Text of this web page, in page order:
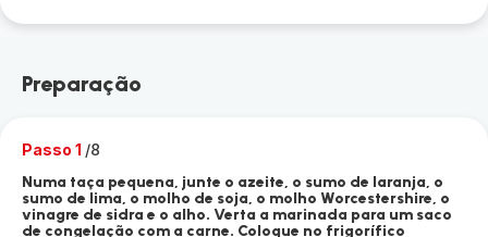
Preparação
Passo 1 /8
Numa taça pequena, junte o azeite, o sumo de laranja, o
sumo de lima, o molho de soja, o molho Worcestershire, o
vinagre de sidra e o alho. Verta a marinada para um saco
de congelação com a carne. Coloque no frigorífico